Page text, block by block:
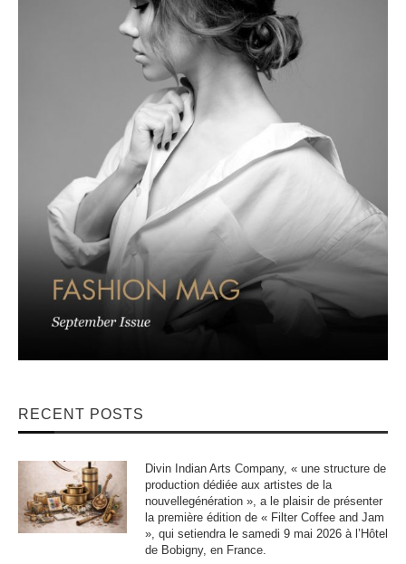
RECENT POSTS
Divin Indian Arts Company, « une structure de
production dédiée aux artistes de la
nouvellegénération », a le plaisir de présenter
la première édition de « Filter Coffee and Jam
», qui setiendra le samedi 9 mai 2026 à l’Hôtel
de Bobigny, en France.